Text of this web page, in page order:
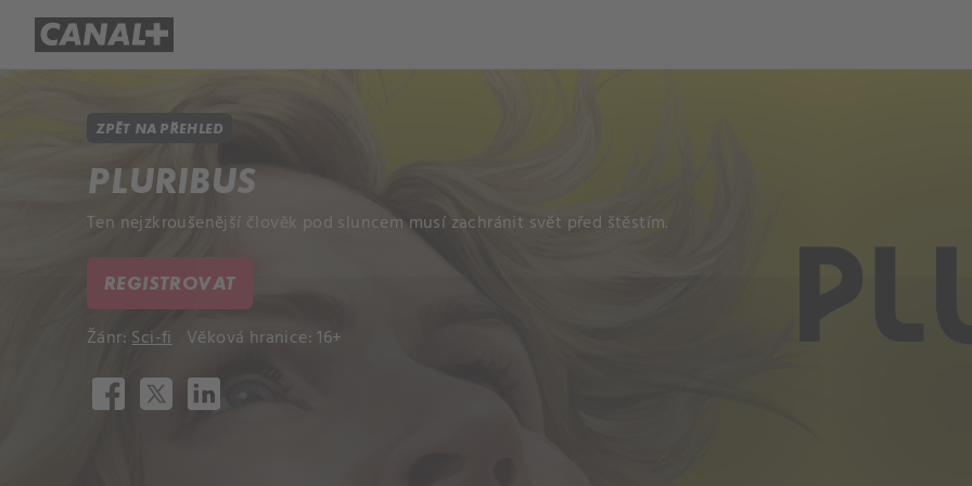
ZPĚT NA PŘEHLED
PLURIBUS
Ten nejzkroušenější člověk pod sluncem musí zachránit svět před štěstím.
REGISTROVAT
Žánr:Sci-fi Věková hranice: 16+